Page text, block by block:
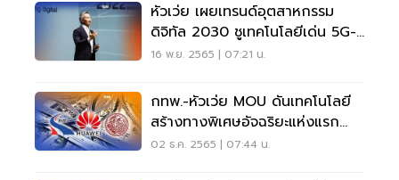
หัวเว่ย เผยเทรนด์อุตสาหกรรม
ดิจิทัล 2030 ชูเทคโนโลยีเด่น 5G-
Cloud-AI
16 พ.ย. 2565 | 07:21 น.
กทพ.-หัวเว่ย MOU ดันเทคโนโลยี
สร้างทางพิเศษอัจฉริยะแห่งแรก
ของไทย
02 ธ.ค. 2565 | 07:44 น.